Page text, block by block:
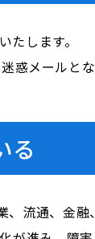
します。
メールとな
る
流通、金